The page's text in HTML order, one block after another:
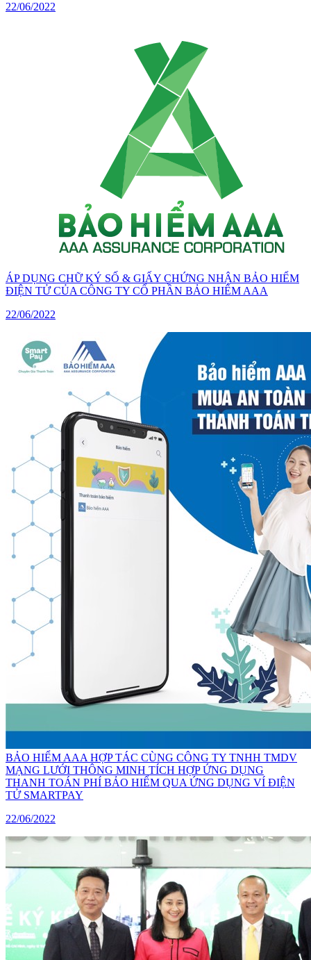
22/06/2022
ÁP DỤNG CHỮ KÝ SỐ & GIẤY CHỨNG NHẬN BẢO HIỂM
ĐIỆN TỬ CỦA CÔNG TY CỔ PHẦN BẢO HIỂM AAA
22/06/2022
BẢO HIỂM AAA HỢP TÁC CÙNG CÔNG TY TNHH TMDV
MẠNG LƯỚI THÔNG MINH TÍCH HỢP ỨNG DỤNG
THANH TOÁN PHÍ BẢO HIỂM QUA ỨNG DỤNG VÍ ĐIỆN
TỬ SMARTPAY
22/06/2022